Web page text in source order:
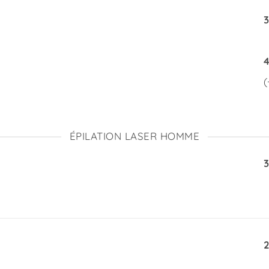
ÉPILATION LASER HOMME